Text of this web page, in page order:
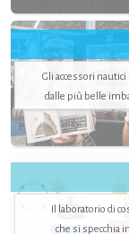
Gli accessori
dalle più belle
Il laboratorio di
che si specchia